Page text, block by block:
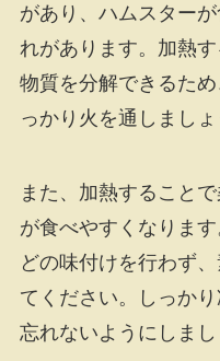
があり、ハムスター
れがあります。加熱
物質を分解できるた
っかり火を通しましょ
また、加熱すること
が食べやすくなりま
どの味付けを行わず
てください。しっか
忘れないようにしまし